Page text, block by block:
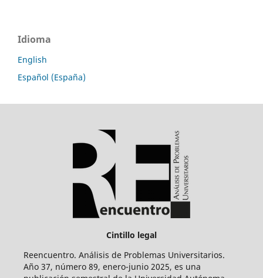
Idioma
English
Español (España)
Cintillo legal
Reencuentro. Análisis de Problemas Universitarios.
Año 37, número 89, enero-junio 2025, es una